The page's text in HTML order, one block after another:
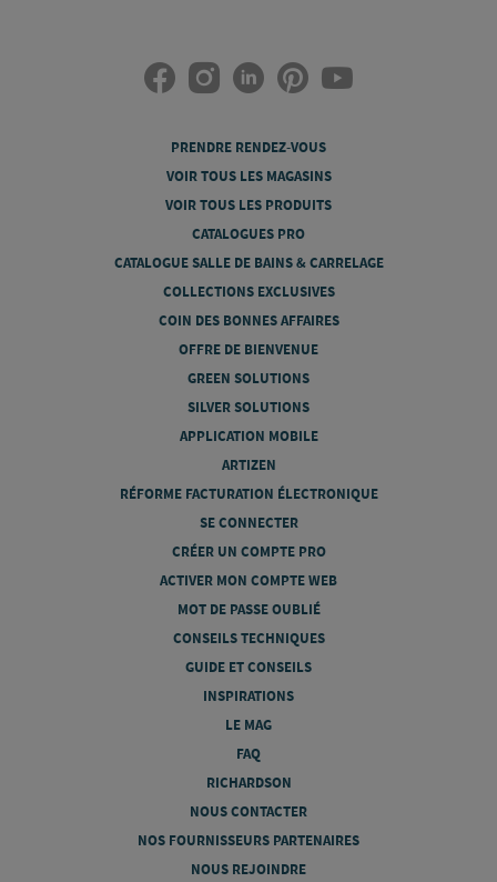
PRENDRE RENDEZ-VOUS
VOIR TOUS LES MAGASINS
VOIR TOUS LES PRODUITS
CATALOGUES PRO
CATALOGUE SALLE DE BAINS & CARRELAGE
COLLECTIONS EXCLUSIVES
COIN DES BONNES AFFAIRES
OFFRE DE BIENVENUE
GREEN SOLUTIONS
SILVER SOLUTIONS
APPLICATION MOBILE
ARTIZEN
RÉFORME FACTURATION ÉLECTRONIQUE
SE CONNECTER
CRÉER UN COMPTE PRO
ACTIVER MON COMPTE WEB
MOT DE PASSE OUBLIÉ
CONSEILS TECHNIQUES
GUIDE ET CONSEILS
INSPIRATIONS
LE MAG
FAQ
RICHARDSON
NOUS CONTACTER
NOS FOURNISSEURS PARTENAIRES
NOUS REJOINDRE